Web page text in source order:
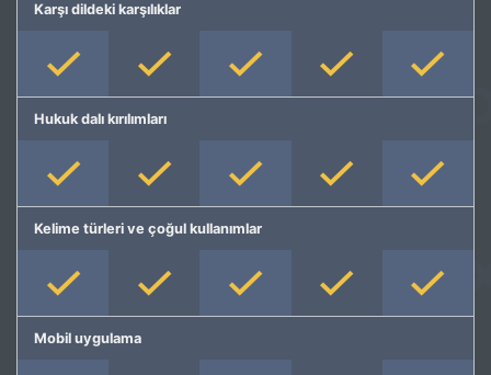
Karşı dildeki karşılıklar
Hukuk dalı kırılımları
Kelime türleri ve çoğul kullanımlar
Mobil uygulama